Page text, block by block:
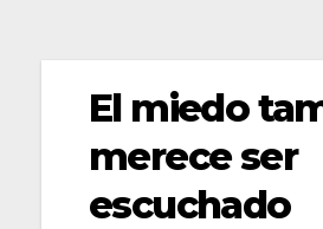
El miedo
merece ser
escuchado